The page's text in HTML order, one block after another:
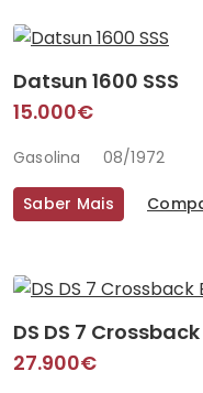
Datsun 1600 SSS
15.000€
Gasolina 08/1972
Saber Mais
DS DS 7
27.900€